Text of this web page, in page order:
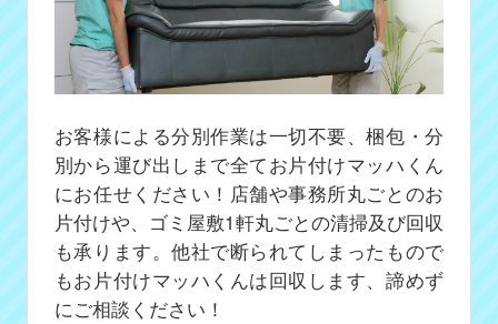
お客様による分別作業は一切不要、梱包・分
別から運び出しまで全てお片付けマッハくん
にお任せください！店舗や事務所丸ごとのお
片付けや、ゴミ屋敷1軒丸ごとの清掃及び回収
も承ります。他社で断られてしまったもので
もお片付けマッハくんは回収します、諦めず
にご相談ください！